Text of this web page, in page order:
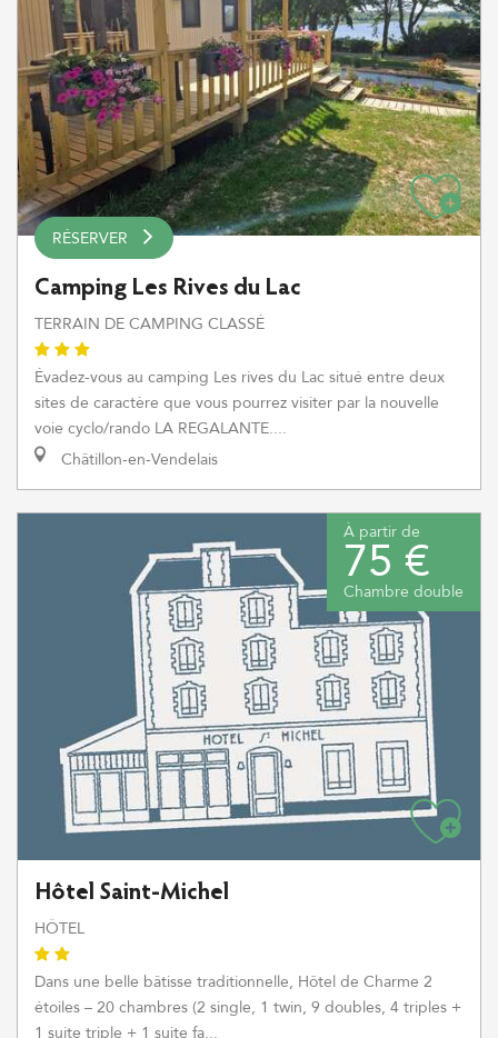
RÉSERVER
Camping Les Rives du Lac
TERRAIN DE CAMPING CLASSÉ
Évadez-vous au camping Les rives du Lac situé entre deux
sites de caractère que vous pourrez visiter par la nouvelle
voie cyclo/rando LA REGALANTE....
Châtillon-en-Vendelais
À partir de
75 €
Chambre double
Hôtel Saint-Michel
HÔTEL
Dans une belle bâtisse traditionnelle, Hôtel de Charme 2
étoiles – 20 chambres (2 single, 1 twin, 9 doubles, 4 triples +
1 suite triple + 1 suite fa...